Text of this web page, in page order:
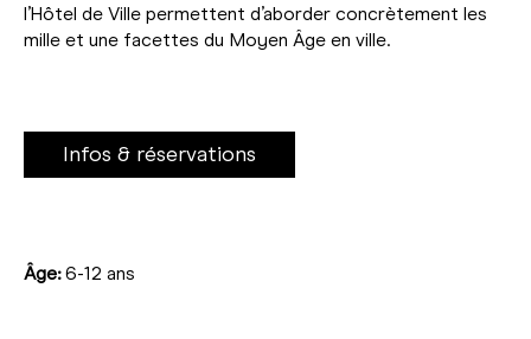
l’Hôtel de Ville permettent d’aborder concrètement les
mille et une facettes du Moyen Âge en ville.
Infos & réservations
Âge:6-12 ans